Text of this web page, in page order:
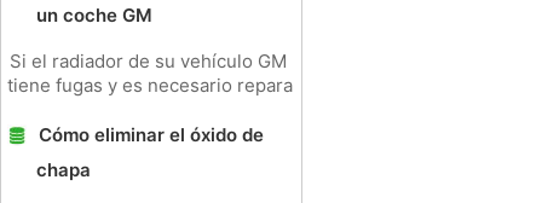
un coche GM
Si el radiador de su vehículo GM
tiene fugas y es necesario repara
Cómo eliminar el óxido de
chapa